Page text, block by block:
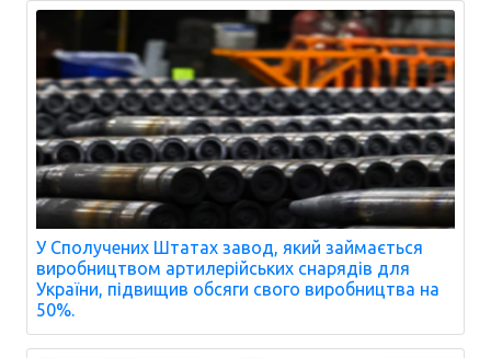
У Сполучених Штатах завод, який займається
виробництвом артилерійських снарядів для
України, підвищив обсяги свого виробництва на
50%.